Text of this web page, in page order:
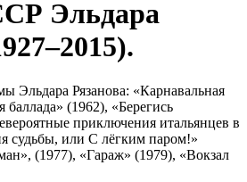
Эльдара
Эльдара Рязанова: «Карнавальная
баллада» (1962), «Берегись
приключения итальянцев в
судьбы, или С лёгким паром!»
(1977), «Гараж» (1979), «Вокзал